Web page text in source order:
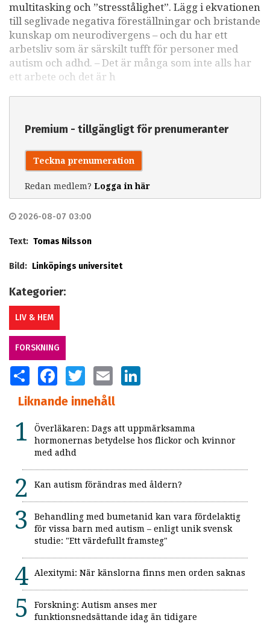
multitasking och ”stresstålighet”. Lägg i ekvationen
till seglivade negativa föreställningar och bristande
kunskap om neurodivergens – och du har ett
arbetsliv som är särskilt tufft för personer med
autism och adhd. – Det är många som inte alls har
ett arbete och det är h
Premium - tillgängligt för prenumeranter
Teckna prenumeration
Redan medlem? Logga in här
2026-08-07 03:00
Text: Tomas Nilsson
Bild: Linköpings universitet
Kategorier:
LIV & HEM
FORSKNING
SHARE FACEBOOKTWITTER EMAIL
Liknande innehåll
Överläkaren: Dags att uppmärksamma
hormonernas betydelse hos flickor och kvinnor
med adhd
Kan autism förändras med åldern?
Behandling med bumetanid kan vara fördelaktig
för vissa barn med autism – enligt unik svensk
studie: "Ett värdefullt framsteg"
Alexitymi: När känslorna finns men orden saknas
Forskning: Autism anses mer
funktionsnedsättande idag än tidigare